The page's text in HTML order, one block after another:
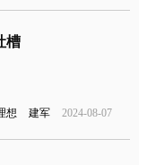
槽
想 建军 2024-08-07